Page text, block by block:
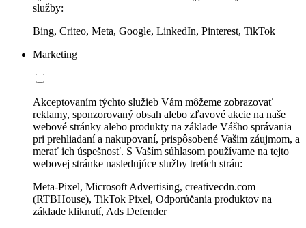
služby:
Bing, Criteo, Meta, Google, LinkedIn, Pinterest, TikTok
Marketing
Akceptovaním týchto služieb Vám môžeme zobrazovať
reklamy, sponzorovaný obsah alebo zľavové akcie na naše
webové stránky alebo produkty na základe Vášho správania
pri prehliadaní a nakupovaní, prispôsobené Vašim záujmom, a
merať ich úspešnosť. S Vaším súhlasom používame na tejto
webovej stránke nasledujúce služby tretích strán:
Meta-Pixel, Microsoft Advertising, creativecdn.com
(RTBHouse), TikTok Pixel, Odporúčania produktov na
základe kliknutí, Ads Defender